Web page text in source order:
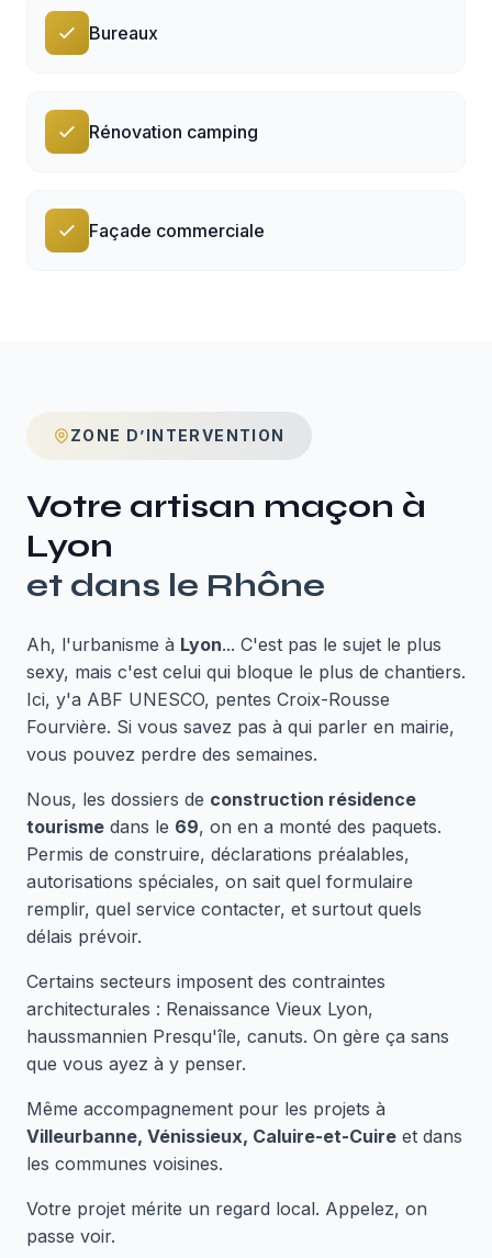
Bureaux
Rénovation camping
Façade commerciale
ZONE D’INTERVENTION
Votre artisan maçon à
Lyon
et dans le Rhône
Ah, l'urbanisme à Lyon... C'est pas le sujet le plus
sexy, mais c'est celui qui bloque le plus de chantiers.
Ici, y'a ABF UNESCO, pentes Croix-Rousse
Fourvière. Si vous savez pas à qui parler en mairie,
vous pouvez perdre des semaines.
Nous, les dossiers de construction résidence
tourisme dans le 69, on en a monté des paquets.
Permis de construire, déclarations préalables,
autorisations spéciales, on sait quel formulaire
remplir, quel service contacter, et surtout quels
délais prévoir.
Certains secteurs imposent des contraintes
architecturales : Renaissance Vieux Lyon,
haussmannien Presqu'île, canuts. On gère ça sans
que vous ayez à y penser.
Même accompagnement pour les projets à
Villeurbanne, Vénissieux, Caluire-et-Cuire et dans
les communes voisines.
Votre projet mérite un regard local. Appelez, on
passe voir.